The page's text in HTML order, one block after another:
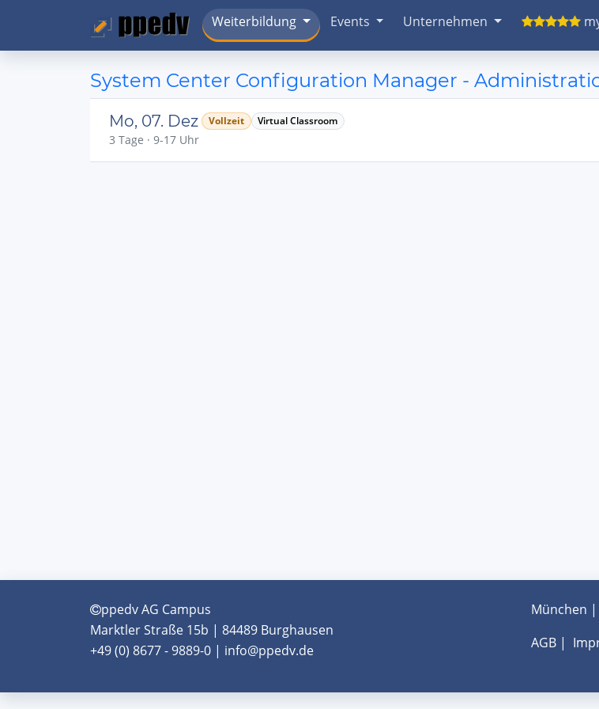
Weiterbildung Events Unternehmen
System Center Configuration Manager -
Mo, 07. Dez Vollzeit Virtual Classroom
3 Tage · 9-17 Uhr
ppedv AG Campus
Marktler Straße 15b | 84489 Burghausen
+49 (0) 8677 - 9889-0 | info@ppedv.de
München |
AGB|